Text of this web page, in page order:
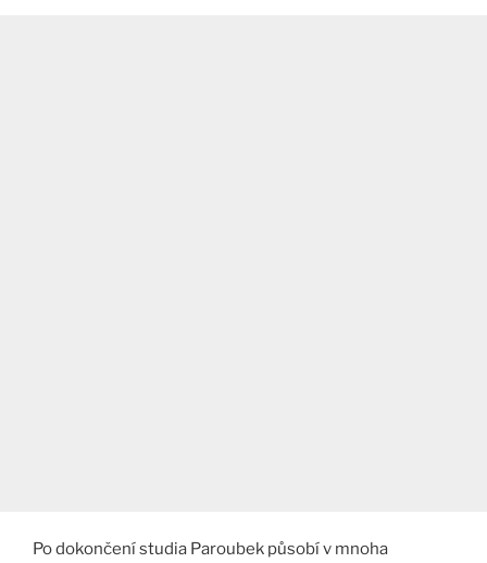
Po dokončení studia Paroubek působí v mnoha